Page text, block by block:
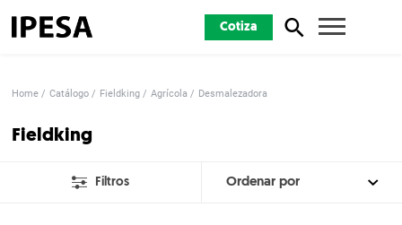
Cotiza
Home Catálogo Fieldking Agrícola Desmalezadora
Fieldking
Filtros